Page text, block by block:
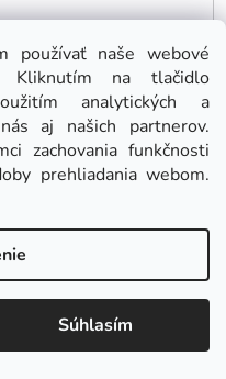
používať naše webové
Kliknutím na tlačidlo
analytických a
aj našich partnerov.
zachovania funkčnosti
prehliadania webom.
Súhlasím
Rotor pre príklepovú
vŕtačku Bosch GBH 2-
26 DRE
Kód:21-032